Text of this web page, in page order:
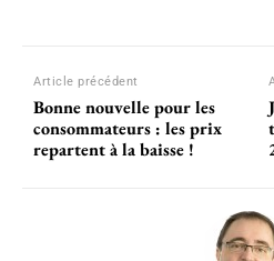
Article précédent
Bonne nouvelle pour les
consommateurs : les prix
repartent à la baisse !